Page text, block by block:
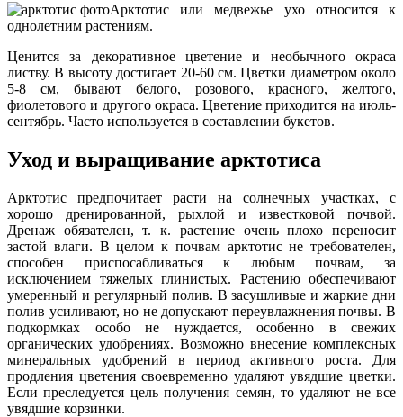
Арктотис или медвежье ухо относится к
однолетним растениям.
Ценится за декоративное цветение и необычного окраса
листву. В высоту достигает 20-60 см. Цветки диаметром около
5-8 см, бывают белого, розового, красного, желтого,
фиолетового и другого окраса. Цветение приходится на июль-
сентябрь. Часто используется в составлении букетов.
Уход и выращивание арктотиса
Арктотис предпочитает расти на солнечных участках, с
хорошо дренированной, рыхлой и известковой почвой.
Дренаж обязателен, т. к. растение очень плохо переносит
застой влаги. В целом к почвам арктотис не требователен,
способен приспосабливаться к любым почвам, за
исключением тяжелых глинистых. Растению обеспечивают
умеренный и регулярный полив. В засушливые и жаркие дни
полив усиливают, но не допускают переувлажнения почвы. В
подкормках особо не нуждается, особенно в свежих
органических удобрениях. Возможно внесение комплексных
минеральных удобрений в период активного роста. Для
продления цветения своевременно удаляют увядшие цветки.
Если преследуется цель получения семян, то удаляют не все
увядшие корзинки.